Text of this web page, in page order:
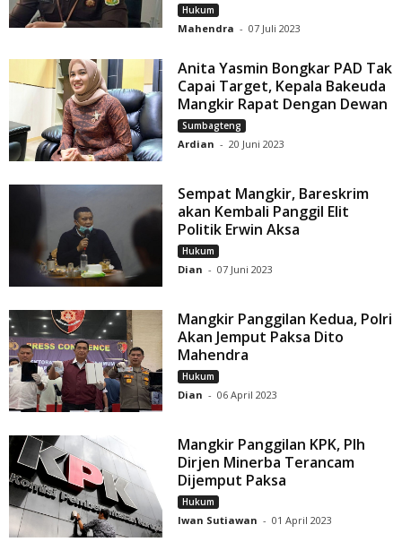
Hukum
Mahendra - 07 Juli 2023
Anita Yasmin Bongkar PAD Tak
Capai Target, Kepala Bakeuda
Mangkir Rapat Dengan Dewan
Sumbagteng
Ardian - 20 Juni 2023
Sempat Mangkir, Bareskrim
akan Kembali Panggil Elit
Politik Erwin Aksa
Hukum
Dian - 07 Juni 2023
Mangkir Panggilan Kedua, Polri
Akan Jemput Paksa Dito
Mahendra
Hukum
Dian - 06 April 2023
Mangkir Panggilan KPK, Plh
Dirjen Minerba Terancam
Dijemput Paksa
Hukum
Iwan Sutiawan - 01 April 2023